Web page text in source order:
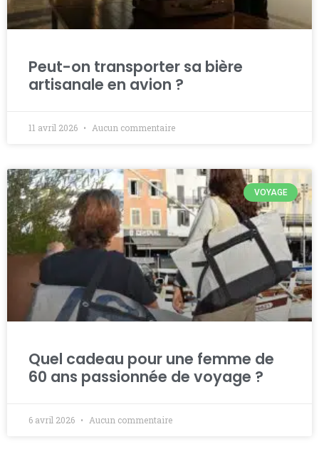
Peut-on transporter sa bière
artisanale en avion ?
11 avril 2026 Aucun commentaire
VOYAGE
Quel cadeau pour une femme de
60 ans passionnée de voyage ?
6 avril 2026 Aucun commentaire